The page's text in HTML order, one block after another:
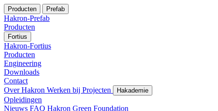
Producten Prefab
Hakron-Prefab
Producten
Fortius
Hakron-Fortius
Producten
Engineering
Downloads
Contact
Over Hakron Werken bij Projecten Hakademie
Opleidingen
Nieuws FAQ Hakron Green Foundation